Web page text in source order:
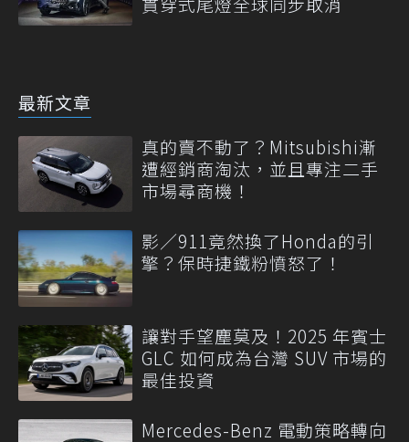
最新文章
真的賣不動了？Mitsubishi漸
遭經銷商淘汰，並且專注二手
市場尋商機！
影／911竟然換了Honda的引
擎？保時捷鐵粉憤怒了！
讓對手望塵莫及！2025 年賓士
GLC 如何成為台灣 SUV 市場的
最佳投資
Mercedes-Benz 電動策略轉向